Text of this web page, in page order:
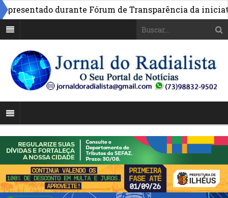
durante Fórum de Transparência da iniciativa